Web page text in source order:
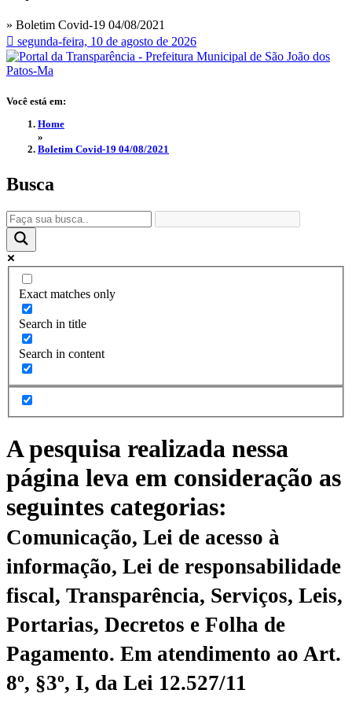
» Boletim Covid-19 04/08/2021
segunda-feira, 10 de agosto de 2026
Você está em:
Home
»
Boletim Covid-19 04/08/2021
Busca
Exact matches only
Search in title
Search in content
A pesquisa realizada nessa
página leva em consideração as
seguintes categorias:
Comunicação, Lei de acesso à
informação, Lei de responsabilidade
fiscal, Transparência, Serviços, Leis,
Portarias, Decretos e Folha de
Pagamento. Em atendimento ao Art.
8º, §3º, I, da Lei 12.527/11